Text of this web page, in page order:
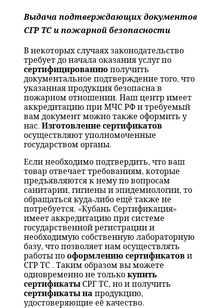
Выдача подтверждающих документов
СГР ТС и пожарной безопасности
В некоторых случаях законодательство
требует до начала оказания услуг по
сертифицированию получить
документальное подтверждение того, что
указанная продукция безопасна в
пожарном отношении. Наш центр имеет
аккредитацию при МЧС РФ и требуемый
вам документ можно также оформить у
нас. Изготовление сертификатов
осуществляют уполномоченные
государством органы.
Если необходимо подтвердить, что ваш
товар отвечает требованиям, которые
предъявляются к нему по вопросам
санитарии, гигиены и эпидемиологии, то
обращаться куда-либо ещё также не
потребуется. «Кубань Сертификация»
имеет аккредитацию при системе
государственной регистрации и
необходимую собственную лабораторную
базу, что позволяет нам осуществлять
работы пооформлению сертификатови
СГР ТС . Таким образом вы можете
одновременно не толькокупить
сертификатыСРГ ТС, но и получить
сертификаты на продукцию,
удостоверяющие её качество.